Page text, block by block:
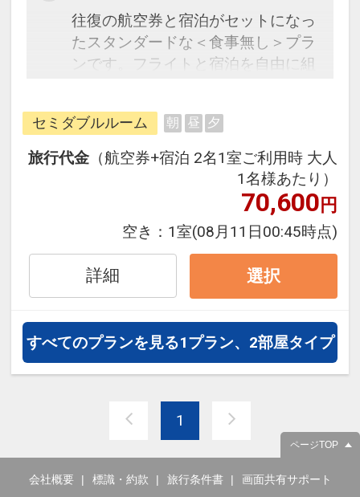
往復の航空券と宿泊がセットになっ
たスタンダードな＜食事無し＞プラ
ンです。フライトと宿泊を自由に組
ージだから、一都市滞在はもちろん
周遊旅行にも最適！
旅行期間中の1泊だけの宿泊や延
泊・飛び泊なども自由自在です。
フライトは、安心のJAL（または
JALグループ）確約！フライトマイ
ル50%貯まります。
オプションでレンタカーや現地交
通・体験プランなどの追加（同時予
約）が可能なプランもございます。
セミダブルルーム 朝 昼 夕
旅行代金 （航空券+宿泊 2名1室ご利用時 大人
1名様あたり）
70,600円
空き： 1室(08月11日00:45時点)
詳細 選択
すべてのプランを見る1プラン、2部屋タイプ
1
ページTOP
会社概要 標識・約款 旅行条件書 画面共有サポート